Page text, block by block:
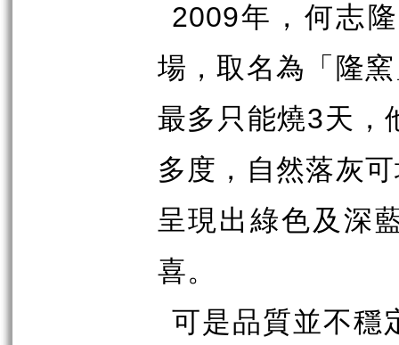
2009年，何志
場，取名為「隆
最多只能燒3天，
多度，自然落灰
呈現出綠色及深
喜。
可是品質並不穩